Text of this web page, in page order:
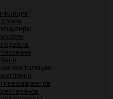
домов
вентиляция